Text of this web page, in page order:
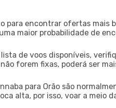
para encontrar ofertas mais
maior probabilidade de
de voos disponíveis,
forem fixas, poderá ser
para Orão são
alta, por isso, voar a meio